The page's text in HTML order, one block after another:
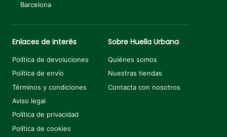
Barcelona
Enlaces de interés
Política de devoluciones
Política de envío
Términos y condiciones
Aviso legal
Política de privacidad
Política de cookies
Sobre Huella Urbana
Quiénes somos
Nuestras tiendas
Contacta con nosotros